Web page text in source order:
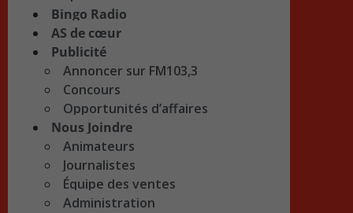
Bingo Radio
AS de cœur
Publicité
Annoncer sur FM103,3
Concours
Opportunités d’affaires
Nous Joindre
Animateurs
Journalistes
Équipe des ventes
Administration